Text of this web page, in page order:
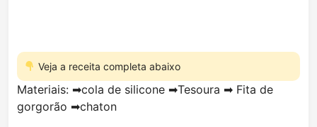
Veja a receita completa abaixo
Materiais: ➡cola de silicone ➡Tesoura ➡ Fita de
gorgorão ➡chaton